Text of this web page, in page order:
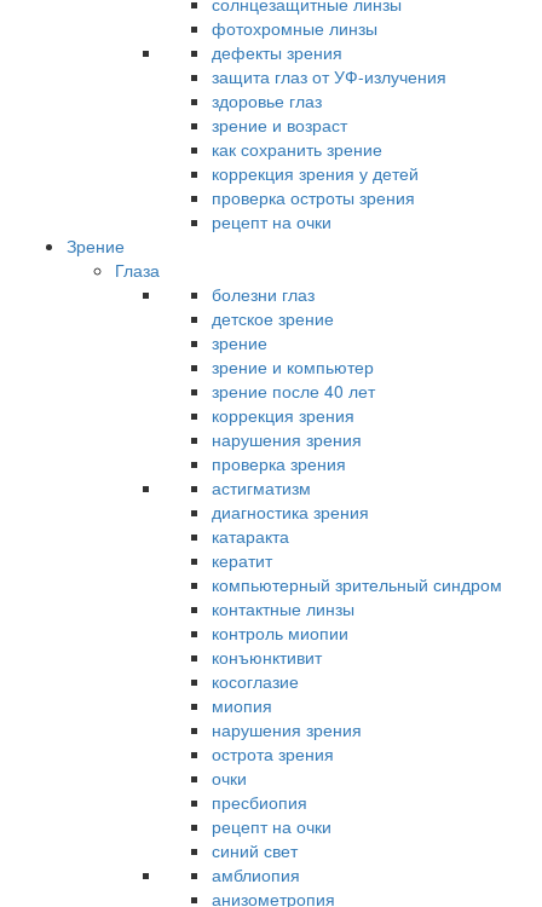
фотохромные линзы
дефекты зрения
защита глаз от УФ-излучения
здоровье глаз
зрение и возраст
как сохранить зрение
коррекция зрения у детей
проверка остроты зрения
рецепт на очки
Зрение
Глаза
болезни глаз
детское зрение
зрение
зрение и компьютер
зрение после 40 лет
коррекция зрения
нарушения зрения
проверка зрения
астигматизм
диагностика зрения
катаракта
кератит
компьютерный зрительный синдром
контактные линзы
контроль миопии
конъюнктивит
косоглазие
миопия
нарушения зрения
острота зрения
очки
пресбиопия
рецепт на очки
синий свет
амблиопия
анизометропия